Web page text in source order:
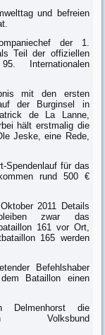
und befreien
der 1.
Teil der offiziellen
Internationalen
mit den ersten
der Burginsel in
de La Lanne,
hält erstmalig die
Jeske, eine Rede,
Spendenlauf für das
rund 500 €
2011 Details
zwar das
161 vor Ort,
165 werden
Befehlshaber
Bataillon einen
Delmenhorst die
Volksbund